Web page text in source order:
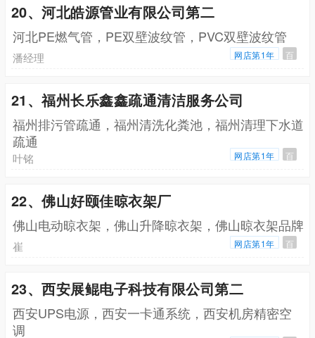
20、河北皓源管业有限公司第二
河北PE燃气管，PE双壁波纹管，PVC双壁波纹管
潘经理 网店第1年 百
21、福州长乐鑫鑫疏通清洁服务公司
福州排污管疏通，福州清洗化粪池，福州清理下水道
疏通
叶铭 网店第1年 百
22、佛山好颐佳晾衣架厂
佛山电动晾衣架，佛山升降晾衣架，佛山晾衣架品牌
崔 网店第1年 百
23、西安展鲲电子科技有限公司第二
西安UPS电源，西安一卡通系统，西安机房精密空
调